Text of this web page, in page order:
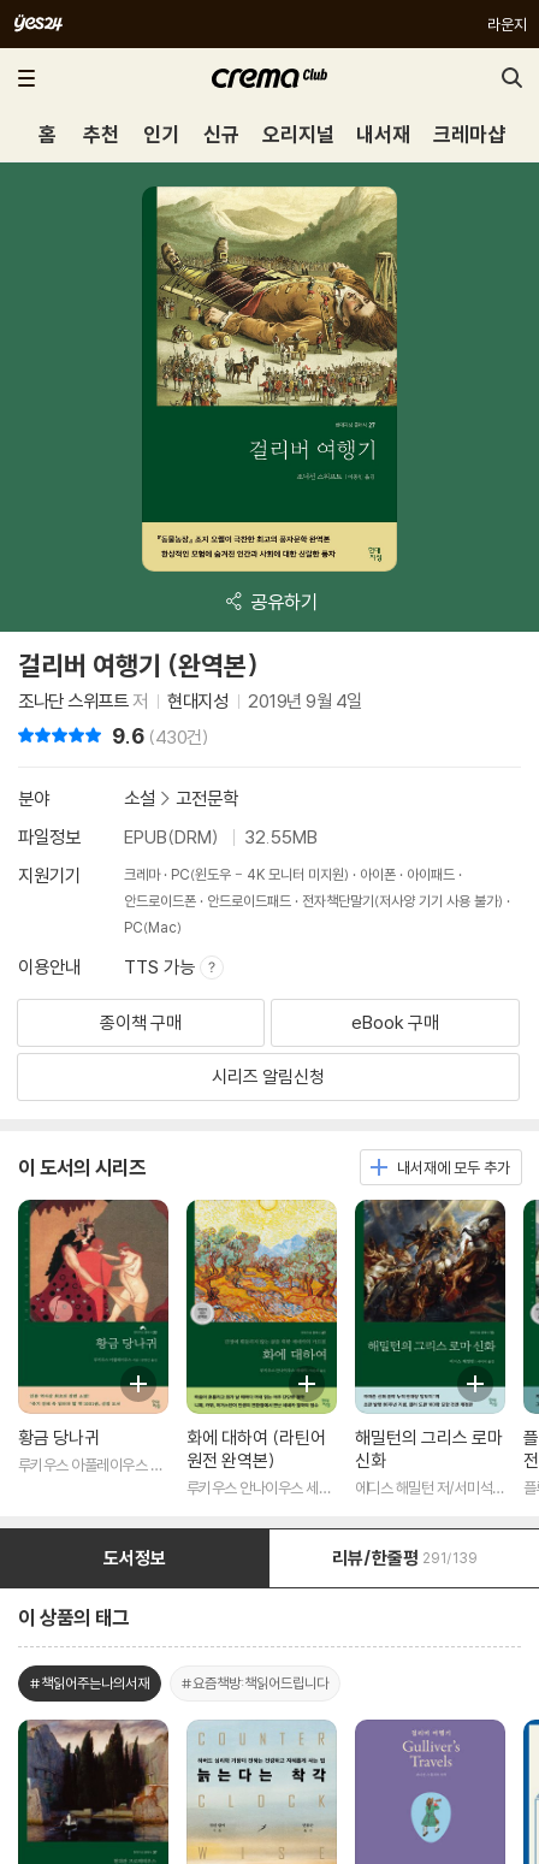
라운지
홈 추천 인기 신규 오리지널 내서재 크레마샵
공유하기
걸리버 여행기 (완역본)
조나단 스위프트저 현대지성 2019년 9월 4일
9.6 (430건)
분야 소설 > 고전문학
파일정보
EPUB(DRM)
32.55MB
지원기기
크레마 PC(윈도우 - 4K 모니터 미지원) 아이폰
아이패드
안드로이드폰
안드로이드패드
전자책단말기(저사양 기기 사용 불가)
PC(Mac)
이용안내 TTS 가능
종이책 구매 eBook 구매
시리즈 알림신청
이 도서의 시리즈 내서재에 모두 추가
황금 당나귀
루키우스 아풀레이우스 저/
화에 대하여 (라틴어
원전 완역본)
루키우스 안나이우스 세네
해밀턴의 그리스 로마
신화
에디스 해밀턴 저/서미석
도서정보 리뷰/한줄평 291/139
이 상품의 태그
#책읽어주는나의서재 #요즘책방:책읽어드립니다